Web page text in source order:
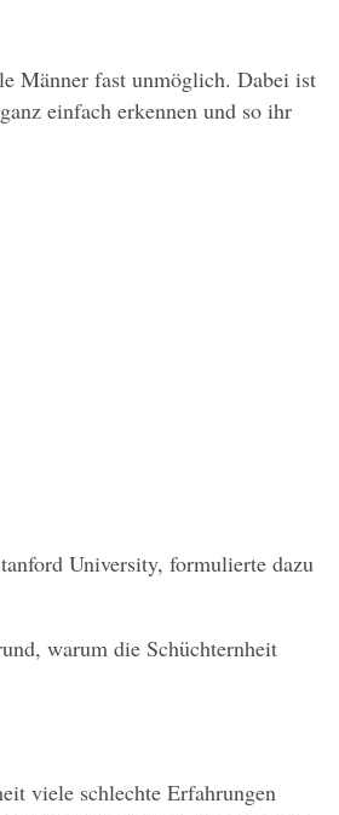
Männer fast unmöglich. Dabei ist
einfach erkennen und so ihr
University, formulierte dazu
warum die Schüchternheit
viele schlechte Erfahrungen